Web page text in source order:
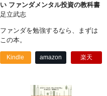
い ファンダメンタル投資の教科書
足立武志
ファンダを勉強するなら、まずは
この本。
Kindle amazon 楽天